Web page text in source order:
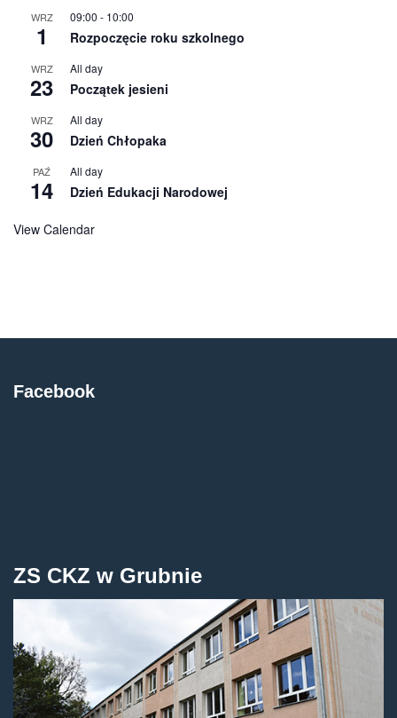
WRZ
1
09:00 - 10:00
Rozpoczęcie roku szkolnego
WRZ
23
All day
Początek jesieni
WRZ
30
All day
Dzień Chłopaka
PAŹ
14
All day
Dzień Edukacji Narodowej
View Calendar
Facebook
ZS CKZ w Grubnie